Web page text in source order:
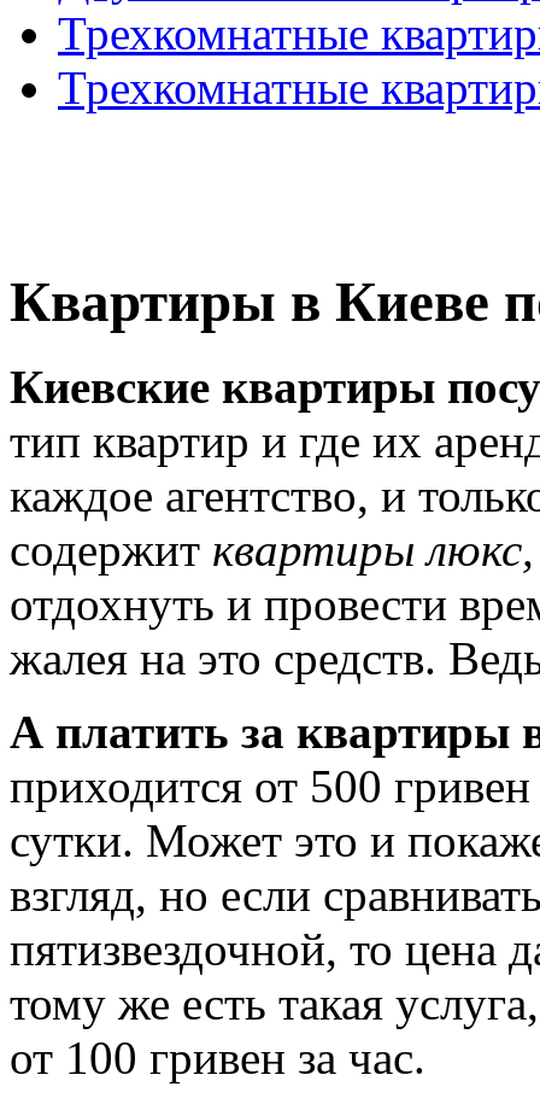
Трехкомнатные
Трехкомнатные
Квартиры в Киеве
Киевские квартиры
тип квартир и где их
каждое агентство, и
содержит квартиры люкс,
отдохнуть и провести
жалея на это средств.
А платить за квартиры
приходится от 500
сутки. Может это и
взгляд, но если
пятизвездочной, то цена
тому же есть такая
от 100 гривен за час.